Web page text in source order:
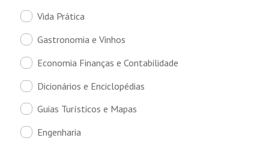
Vida Prática
Gastronomia e Vinhos
Economia Finanças e Contabilidade
Dicionários e Enciclopédias
Guias Turísticos e Mapas
Engenharia